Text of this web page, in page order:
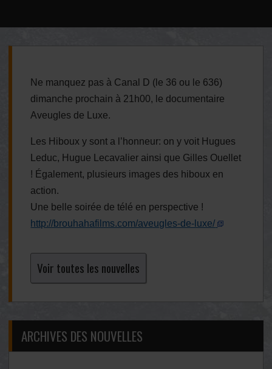
Ne manquez pas à Canal D (le 36 ou le 636)
dimanche prochain à 21h00, le documentaire
Aveugles de Luxe.
Les Hiboux y sont a l’honneur: on y voit Hugues
Leduc, Hugue Lecavalier ainsi que Gilles Ouellet
! Également, plusieurs images des hiboux en
action.
Une belle soirée de télé en perspective !
http://brouhahafilms.com/aveugles-de-luxe/
Voir toutes les nouvelles
ARCHIVES DES NOUVELLES